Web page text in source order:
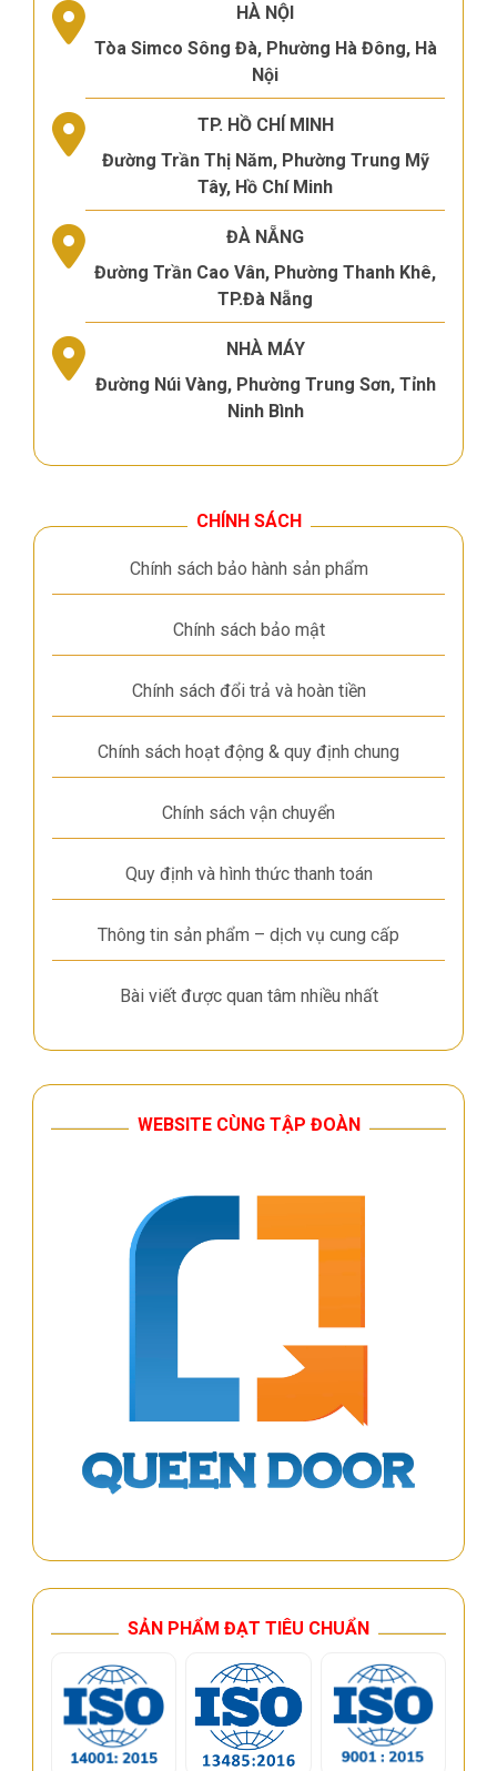
HÀ NỘI
Tòa Simco Sông Đà, Phường Hà Đông, Hà
Nội
TP. HỒ CHÍ MINH
Đường Trần Thị Năm, Phường Trung Mỹ
Tây, Hồ Chí Minh
ĐÀ NẴNG
Đường Trần Cao Vân, Phường Thanh Khê,
TP.Đà Nẵng
NHÀ MÁY
Đường Núi Vàng, Phường Trung Sơn, Tỉnh
Ninh Bình
CHÍNH SÁCH
Chính sách bảo hành sản phẩm
Chính sách bảo mật
Chính sách đổi trả và hoàn tiền
Chính sách hoạt động & quy định chung
Chính sách vận chuyển
Quy định và hình thức thanh toán
Thông tin sản phẩm – dịch vụ cung cấp
Bài viết được quan tâm nhiều nhất
WEBSITE CÙNG TẬP ĐOÀN
SẢN PHẨM ĐẠT TIÊU CHUẨN